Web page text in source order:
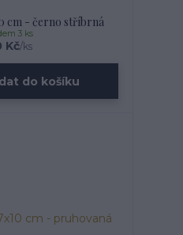
cm - černo stříbrná
Kč/ks
3 ks
do košíku